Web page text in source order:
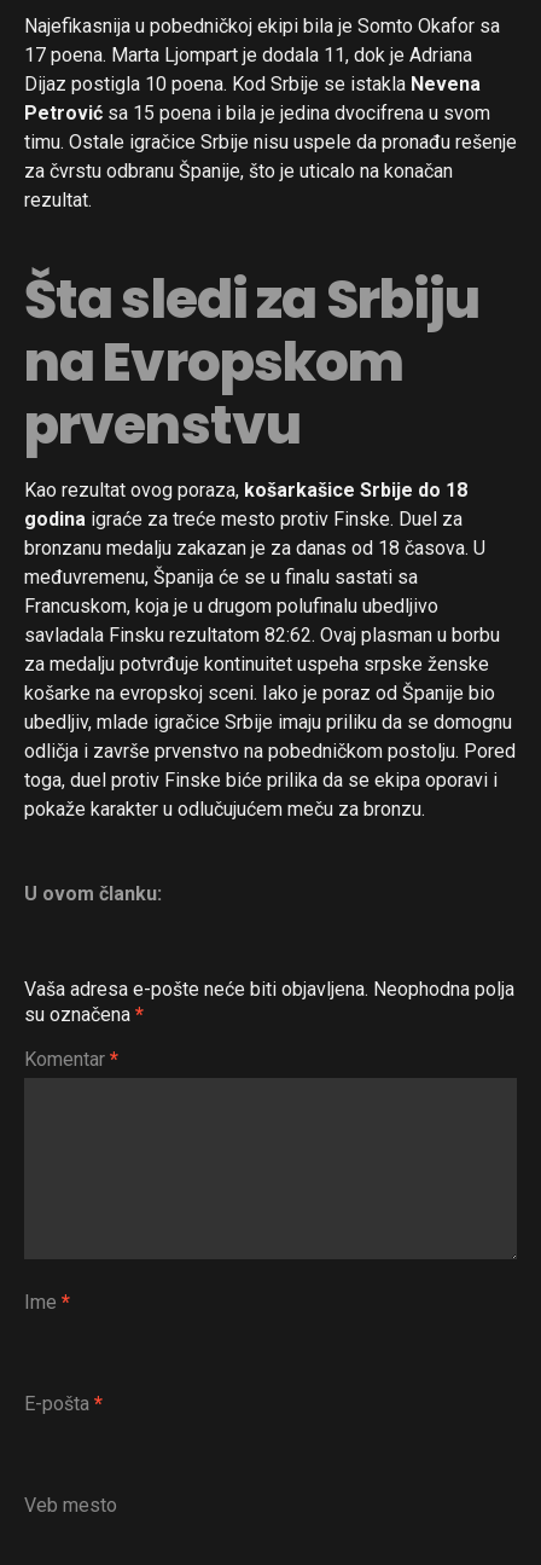
Najefikasnija u pobedničkoj ekipi bila je Somto Okafor sa
17 poena. Marta Ljompart je dodala 11, dok je Adriana
Dijaz postigla 10 poena. Kod Srbije se istakla Nevena
Petrović sa 15 poena i bila je jedina dvocifrena u svom
timu. Ostale igračice Srbije nisu uspele da pronađu rešenje
za čvrstu odbranu Španije, što je uticalo na konačan
rezultat.
Šta sledi za Srbiju
na Evropskom
prvenstvu
Kao rezultat ovog poraza, košarkašice Srbije do 18
godina igraće za treće mesto protiv Finske. Duel za
bronzanu medalju zakazan je za danas od 18 časova. U
međuvremenu, Španija će se u finalu sastati sa
Francuskom, koja je u drugom polufinalu ubedljivo
savladala Finsku rezultatom 82:62. Ovaj plasman u borbu
za medalju potvrđuje kontinuitet uspeha srpske ženske
košarke na evropskoj sceni. Iako je poraz od Španije bio
ubedljiv, mlade igračice Srbije imaju priliku da se domognu
odličja i završe prvenstvo na pobedničkom postolju. Pored
toga, duel protiv Finske biće prilika da se ekipa oporavi i
pokaže karakter u odlučujućem meču za bronzu.
U ovom članku:
Vaša adresa e-pošte neće biti objavljena. Neophodna polja
su označena *
Komentar *
Ime *
E-pošta *
Veb mesto